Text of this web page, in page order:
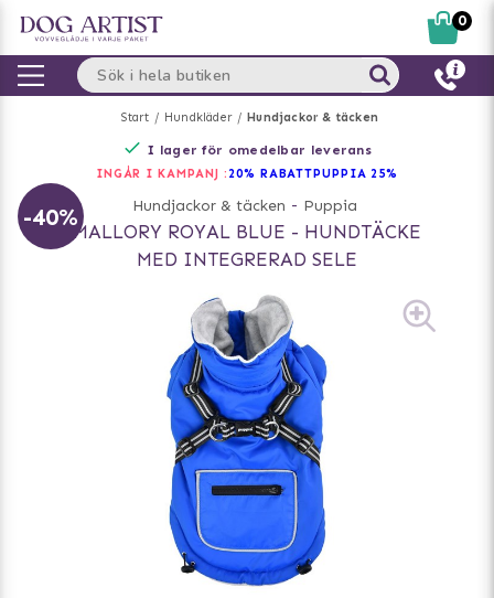
Start Hundkläder Hundjackor & täcken
I lager för omedelbar leverans
INGÅR I KAMPANJ : 20% RABATTPUPPIA 25%
-40% Hundjackor & täcken - Puppia
MALLORY ROYAL BLUE - HUNDTÄCKE
MED INTEGRERAD SELE
0